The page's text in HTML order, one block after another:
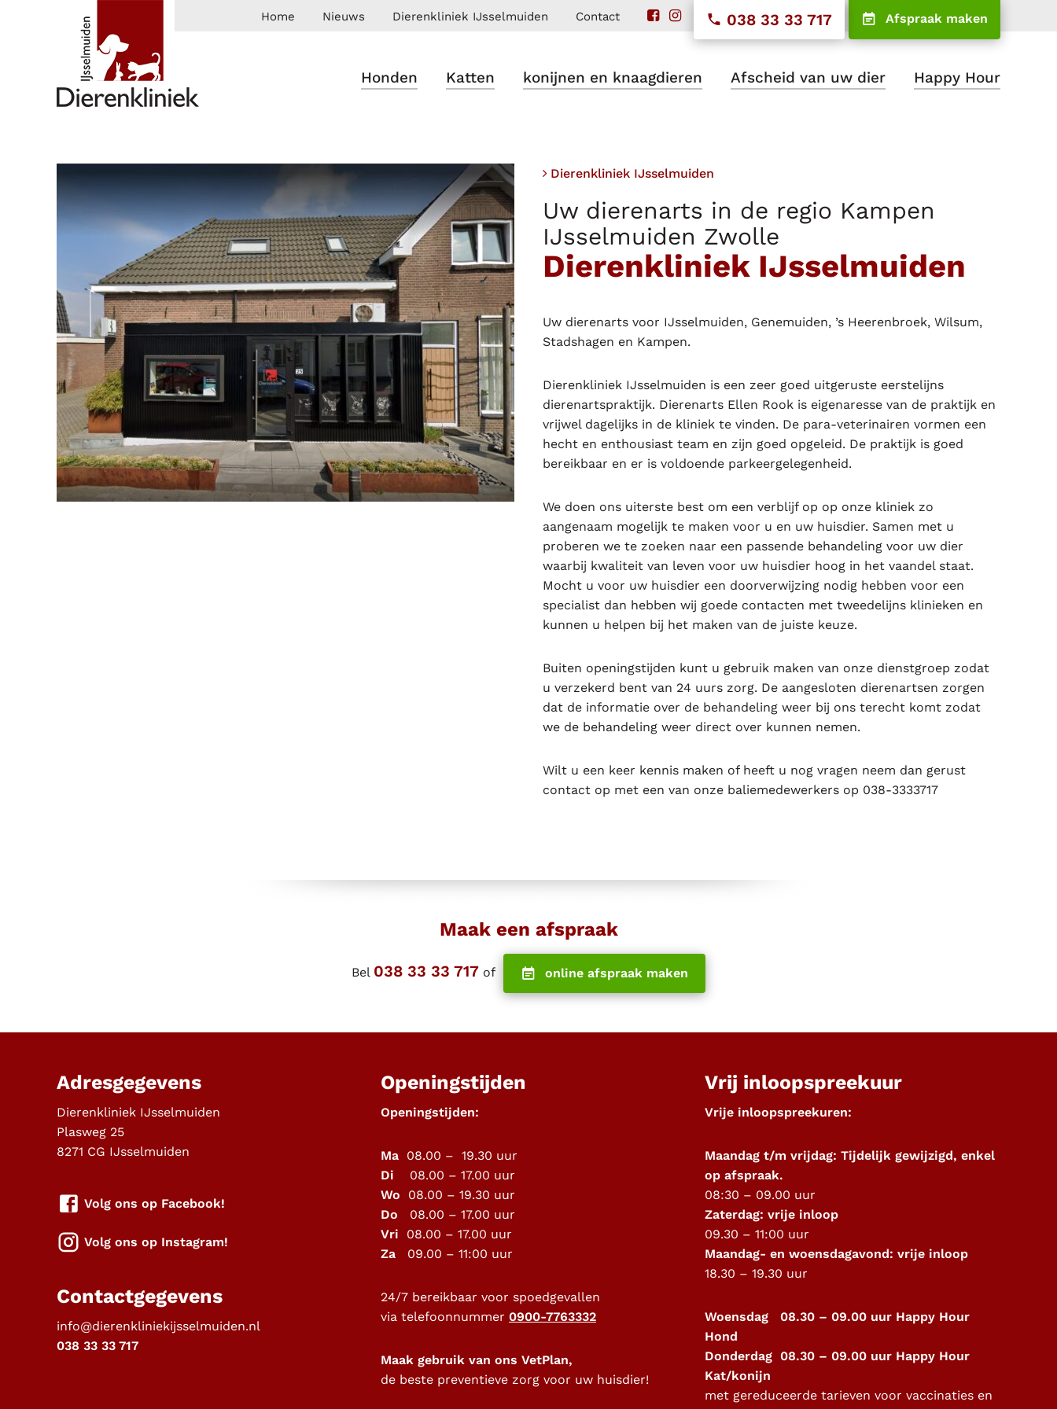
Home Nieuws Dierenkliniek IJsselmuiden Contact 038 33 33 717 Afspraak maken
Honden Katten konijnen en knaagdieren Afscheid van uw dier Happy Hour
Dierenkliniek IJsselmuiden
Uw dierenarts in de regio Kampen
IJsselmuiden Zwolle
Dierenkliniek IJsselmuiden
Uw dierenarts voor IJsselmuiden, Genemuiden, ’s Heerenbroek, Wilsum,
Stadshagen en Kampen.
Dierenkliniek IJsselmuiden is een zeer goed uitgeruste eerstelijns
dierenartspraktijk. Dierenarts Ellen Rook is eigenaresse van de praktijk en
vrijwel dagelijks in de kliniek te vinden. De para-veterinairen vormen een
hecht en enthousiast team en zijn goed opgeleid. De praktijk is goed
bereikbaar en er is voldoende parkeergelegenheid.
We doen ons uiterste best om een verblijf op op onze kliniek zo
aangenaam mogelijk te maken voor u en uw huisdier. Samen met u
proberen we te zoeken naar een passende behandeling voor uw dier
waarbij kwaliteit van leven voor uw huisdier hoog in het vaandel staat.
Mocht u voor uw huisdier een doorverwijzing nodig hebben voor een
specialist dan hebben wij goede contacten met tweedelijns klinieken en
kunnen u helpen bij het maken van de juiste keuze.
Buiten openingstijden kunt u gebruik maken van onze dienstgroep zodat
u verzekerd bent van 24 uurs zorg. De aangesloten dierenartsen zorgen
dat de informatie over de behandeling weer bij ons terecht komt zodat
we de behandeling weer direct over kunnen nemen.
Wilt u een keer kennis maken of heeft u nog vragen neem dan gerust
contact op met een van onze baliemedewerkers op 038-3333717
Maak een afspraak
Bel 038 33 33 717 of online afspraak maken
Adresgegevens
Dierenkliniek IJsselmuiden
Plasweg 25
8271 CG IJsselmuiden
Volg ons op Facebook!
Volg ons op Instagram!
Contactgegevens
info@dierenkliniekijsselmuiden.nl
038 33 33 717
Openingstijden
Openingstijden:
Ma 08.00 – 19.30 uur
Di 08.00 – 17.00 uur
Wo
08.00 – 19.30 uur
Do 08.00 – 17.00 uur
Vri 08.00 – 17.00 uur
Za 09.00 – 11:00 uur
24/7 bereikbaar voor spoedgevallen
via telefoonnummer 0900-7763332
Maak gebruik van ons VetPlan,
de beste preventieve zorg voor uw huisdier!
Vrij inloopspreekuur
Vrije inloopspreekuren:
Maandag t/m vrijdag: Tijdelijk gewijzigd, enkel
op afspraak.
08:30 – 09.00 uur
Zaterdag: vrije inloop
09.30 – 11:00 uur
Maandag- en woensdagavond: vrije inloop
18.30 – 19.30 uur
Woensdag 08.30 – 09.00 uur Happy Hour
Hond
Donderdag 08.30 – 09.00 uur Happy Hour
Kat/konijn
met gereduceerde tarieven voor vaccinaties en